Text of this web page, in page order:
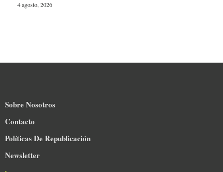
4 agosto, 2026
Sobre Nosotros
Contacto
Políticas De Republicación
Newsletter